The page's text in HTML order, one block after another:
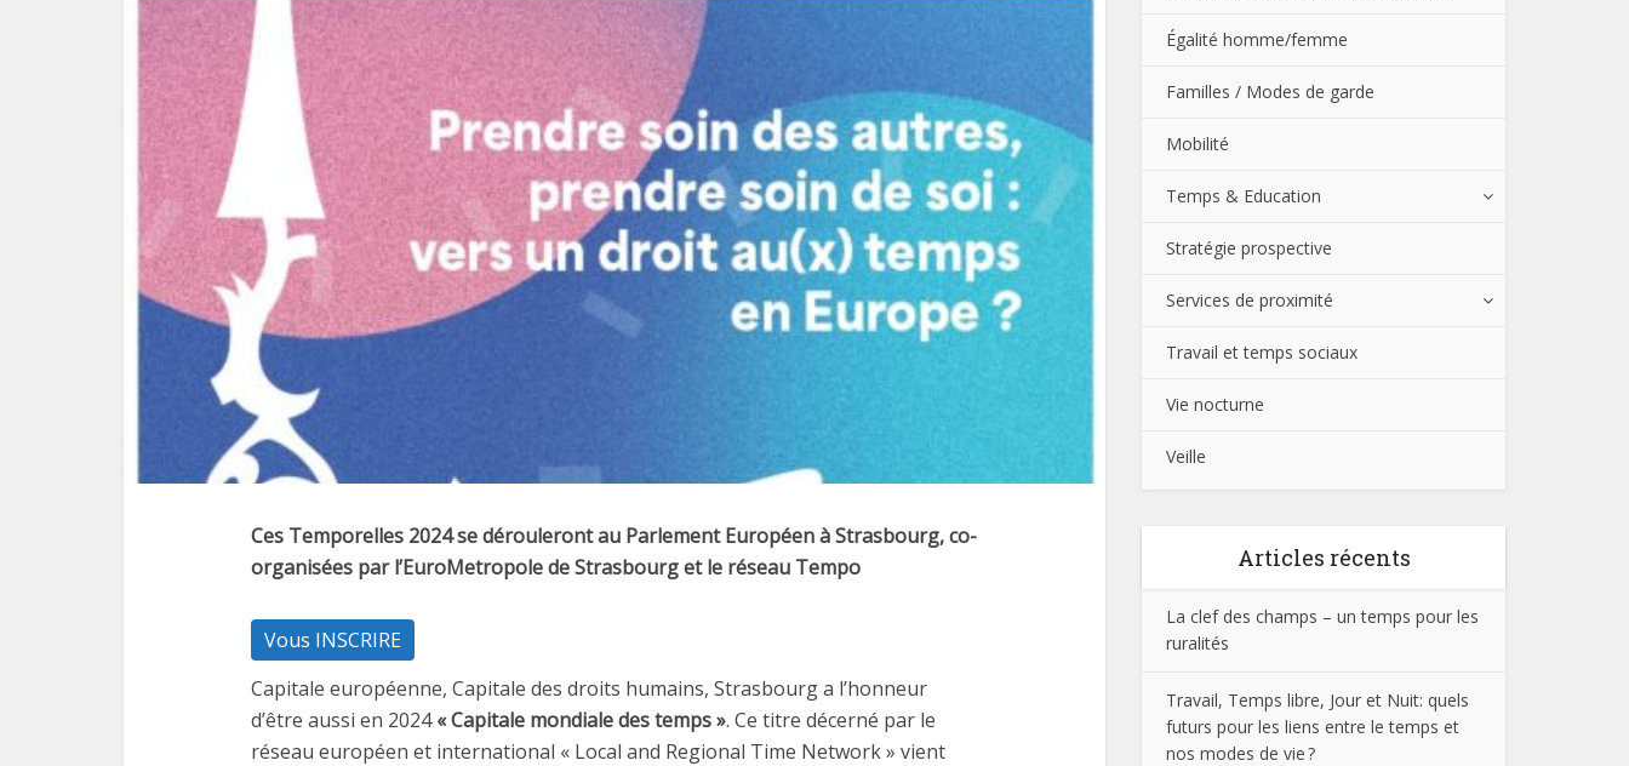
Ces Temporelles 2024 se dérouleront au Parlement Européen à Strasbourg, co-
organisées par l’EuroMetropole de Strasbourg et le réseau Tempo
Vous INSCRIRE
Capitale européenne, Capitale des droits humains, Strasbourg a l’honneur
d’être aussi en 2024« Capitale mondiale des temps ». Ce titre décerné par le
réseau européen et international « Local and Regional Time Network » vient
Égalité homme/femme
Familles / Modes de garde
Mobilité
Temps & Education
Stratégie prospective
Services de proximité
Travail et temps sociaux
Vie nocturne
Veille
Articles récents
La clef des champs – un temps pour les
ruralités
Travail, Temps libre, Jour et Nuit: quels
futurs pour les liens entre le temps et
nos modes de vie ?